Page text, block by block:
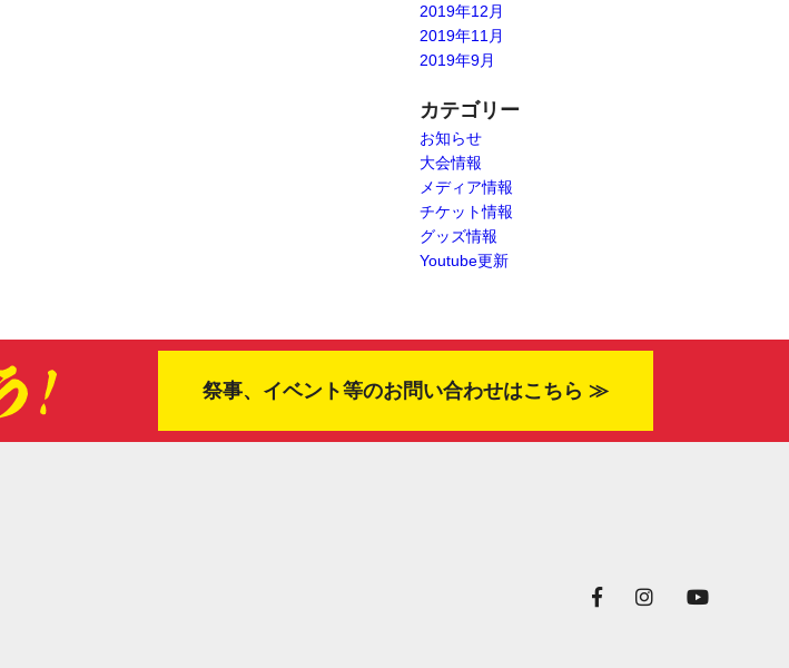
2019年12月
2019年11月
2019年9月
カテゴリー
お知らせ
大会情報
メディア情報
チケット情報
グッズ情報
Youtube更新
祭事、イベント等のお問い合わせはこちら ≫